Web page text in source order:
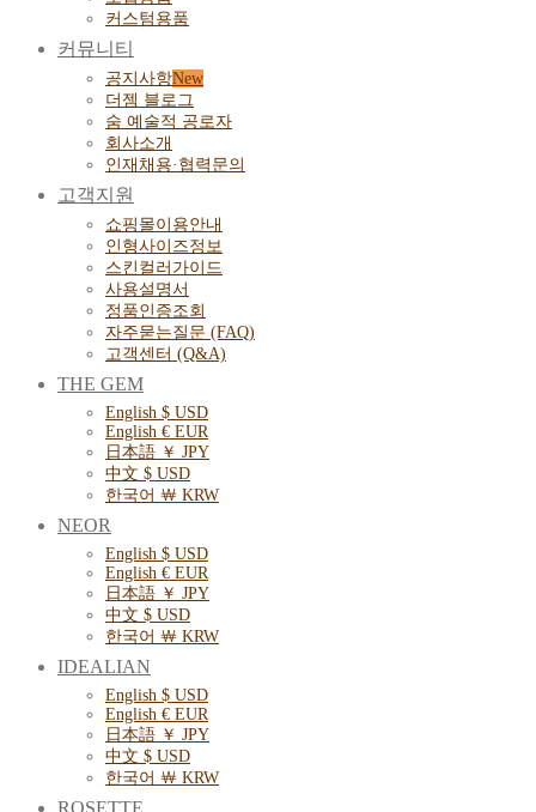
커스텀용품
커뮤니티
공지사항
더젬 블로그
숨 예술적 공로자
회사소개
인재채용·협력문의
고객지원
쇼핑몰이용안내
인형사이즈정보
스킨컬러가이드
사용설명서
정품인증조회
자주묻는질문 (FAQ)
고객센터 (Q&A)
THE GEM
English $ USD
English € EUR
日本語 ￥ JPY
中文 $ USD
한국어 ￦ KRW
NEOR
English $ USD
English € EUR
日本語 ￥ JPY
中文 $ USD
한국어 ￦ KRW
IDEALIAN
English $ USD
English € EUR
日本語 ￥ JPY
中文 $ USD
한국어 ￦ KRW